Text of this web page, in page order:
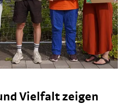
Vielfalt zeigen